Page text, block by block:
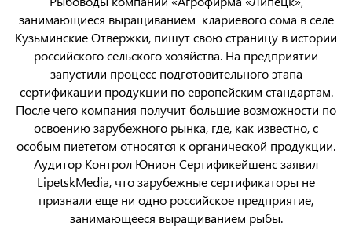
занимающиеся выращиванием клариевого сома в селе
Кузьминские Отвержки, пишут свою страницу в истории
российского сельского хозяйства. На предприятии
запустили процесс подготовительного этапа
сертификации продукции по европейским стандартам.
После чего компания получит большие возможности по
освоению зарубежного рынка, где, как известно, с
особым пиететом относятся к органической продукции.
Аудитор Контрол Юнион Сертификейшенс заявил
LipetskMedia, что зарубежные сертификаторы не
признали еще ни одно российское предприятие,
занимающееся выращиванием рыбы.